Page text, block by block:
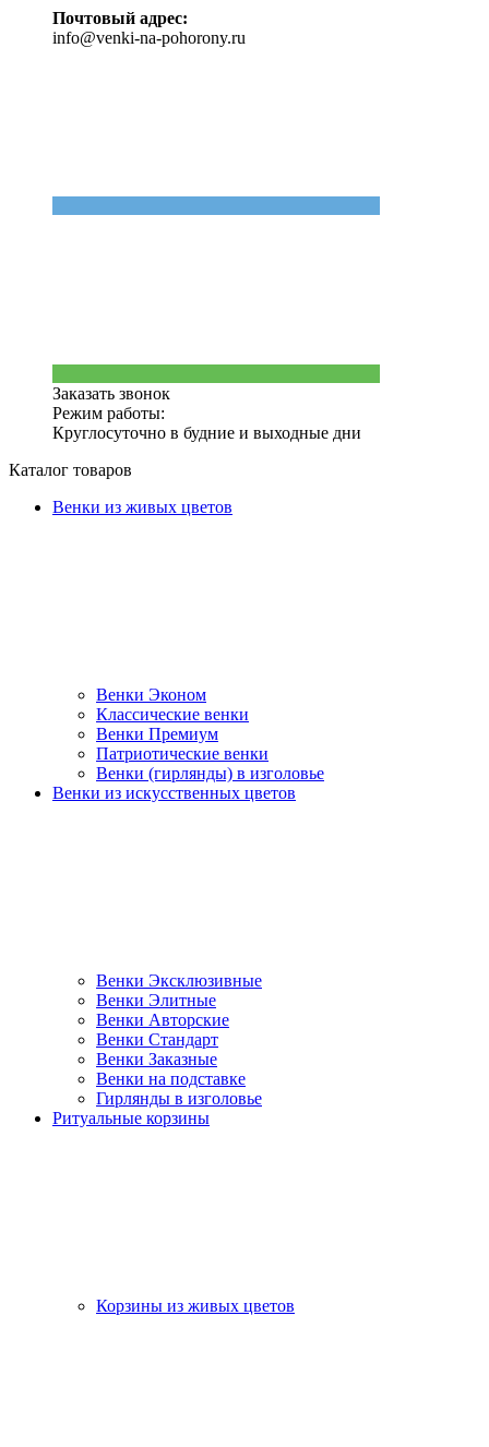
Почтовый адрес:
info@venki-na-pohorony.ru
Заказать звонок
Режим работы:
Круглосуточно в будние и выходные дни
Каталог товаров
Венки из живых цветов
Венки Эконом
Классические венки
Венки Премиум
Патриотические венки
Венки (гирлянды) в изголовье
Венки из искусственных цветов
Венки Эксклюзивные
Венки Элитные
Венки Авторские
Венки Стандарт
Венки Заказные
Венки на подставке
Гирлянды в изголовье
Ритуальные корзины
Корзины из живых цветов